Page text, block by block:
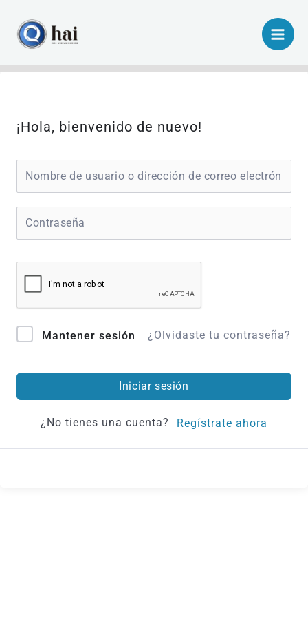
contenido
¡Hola, bienvenido de nuevo!
Mantener sesión ¿Olvidaste tu contraseña?
Iniciar sesión
¿No tienes una cuenta? Regístrate ahora